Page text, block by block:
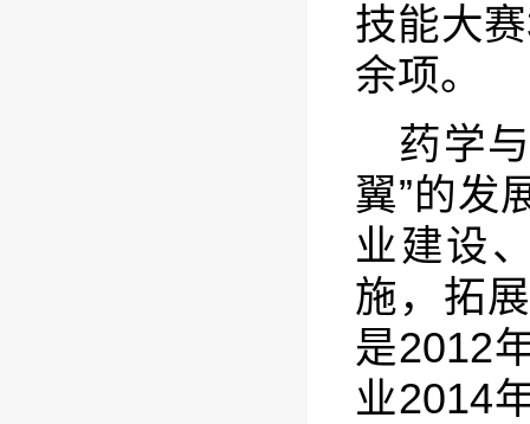
技能大
余项。
药学
翼”的发
业建设
施，拓
是2012
业2014